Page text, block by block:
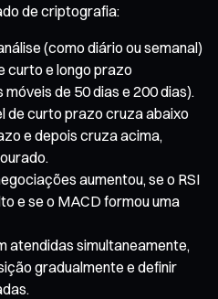
de criptografia:
(como diário ou semanal)
curto e longo prazo
de 50 dias e 200 dias).
de curto prazo cruza abaixo
e depois cruza acima,
aumentou, se o RSI
e se o MACD formou uma
atendidas simultaneamente,
gradualmente e definir